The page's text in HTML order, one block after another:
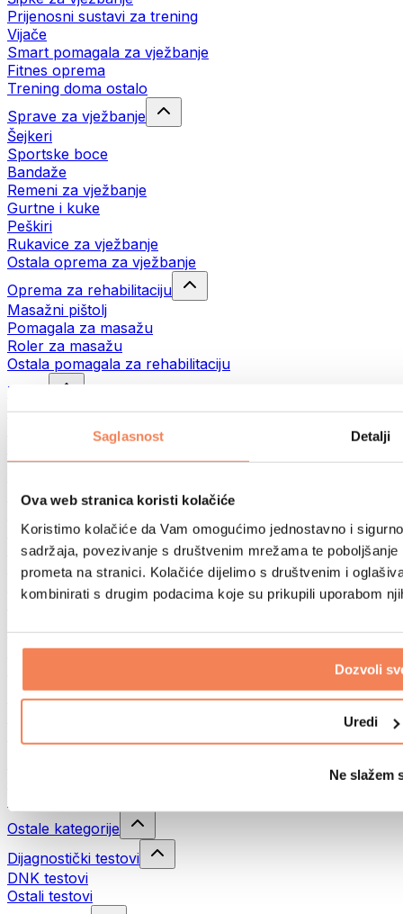
Saglasnost Detalji
Ova web stranica koristi kolačiće
Koristimo kolačiće da Vam omogućimo jednostavno i
sadržaja, povezivanje s društvenim mrežama te
prometa na stranici. Kolačiće dijelimo s društvenim i
kombinirati s drugim podacima koje su prikupili uporabom
Dozvoli
Uredi
Ne slažem
Prijenosni sustavi za trening
Vijače
Smart pomagala za vježbanje
Fitnes oprema
Trening doma ostalo
Sprave za vježbanje
Šejkeri
Sportske boce
Bandaže
Remeni za vježbanje
Gurtne i kuke
Peškiri
Rukavice za vježbanje
Ostala oprema za vježbanje
Oprema za rehabilitaciju
Masažni pištolj
Pomagala za masažu
Roler za masažu
Ostala pomagala za rehabilitaciju
Torbe
Torbe za hranu
Sportske torbe
Trčanje
Biciklizam
Joga i pilates
Kupanje hladnom vodom
Plivanje
Planinarenje
Biohacking
Terapija crvenim svjetlom
Eko kućanstvo
Ostale kategorije
Dijagnostički testovi
DNK testovi
Ostali testovi